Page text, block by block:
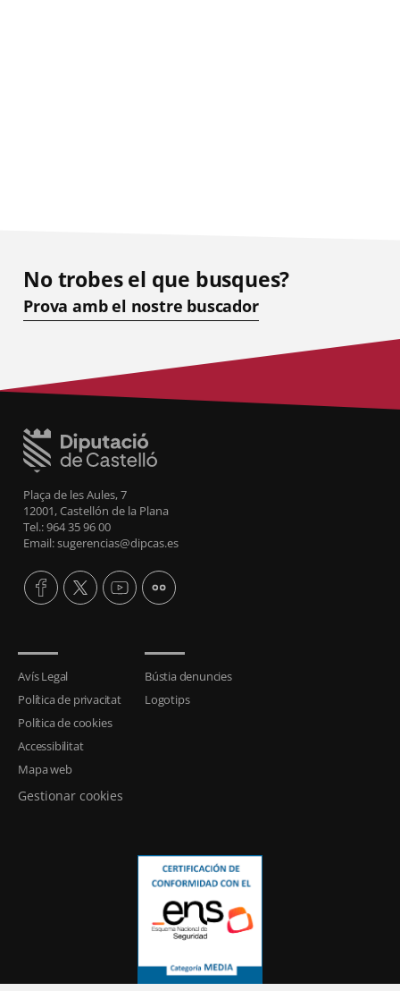
No trobes el que busques?
Prova amb el nostre buscador
Plaça de les Aules, 7
12001, Castellón de la Plana
Tel.: 964 35 96 00
Email: sugerencias@dipcas.es
Avís Legal
Política de privacitat
Política de cookies
Accessibilitat
Mapa web
Gestionar cookies
Bústia denuncies
Logotips